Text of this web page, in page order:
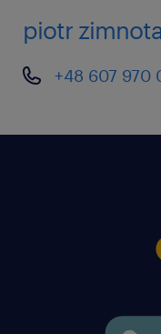
piotr zimnota
+48 607 970